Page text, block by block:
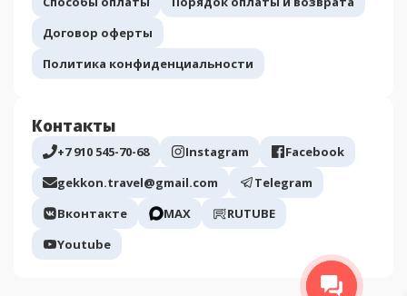
Договор оферты
Политика конфиденциальности
Контакты
+7 910 545-70-68 Instagram
Facebook
gekkon.travel@gmail.com
Telegram
Вконтакте
МАХ
RUTUBE
Youtube